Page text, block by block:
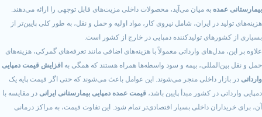
به میان می‌آید، محصولات داخلی مزیت‌های قابل توجهی را ارائه می‌دهند.
در ایران، شامل نیروی کار، مواد اولیه و حمل و نقل، به طور کلی پایین‌تر از
تولیدکننده دمپایی در خارج از کشور است.
وارداتی معمولاً با هزینه‌های اضافی مانند تعرفه‌های گمرکی، هزینه‌های
بیمه و سود واسطه‌ها همراه هستند که همگی بهافزایش قیمت دمپایی
داخلی منجر می‌شوند. این عوامل باعث می‌شوند که حتی اگر قیمت پایه یک
در کشور مبدأ پایین باشد،قیمت عمده دمپایی بیمارستانی ایرانیدر مقایسه با
داخلی بسیار اقتصادی‌تر تمام شود. این تفاوت قیمت، به مراکز درمانی